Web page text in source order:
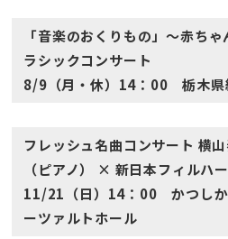
「音楽のおくりもの」〜赤ち
ラシックコンサート
8/9（月・休）14：00 栃木県
フレッシュ名曲コンサート 横
（ピアノ） × 新日本フィルハ
11/21（日）14：00 かつしか
ーツァルトホール